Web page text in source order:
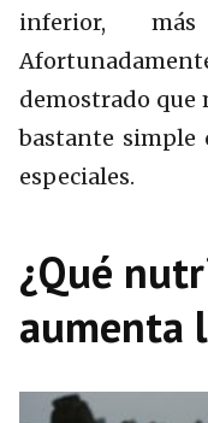
inferior,
demostrado que
bastante simple
especiales.
¿Qué
aumenta